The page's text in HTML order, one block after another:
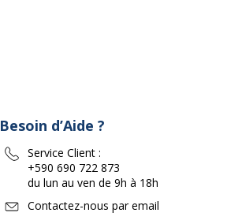
Besoin d’Aide ?
Service Client :
+590 690 722 873
du lun au ven de 9h à 18h
Contactez-nous par email